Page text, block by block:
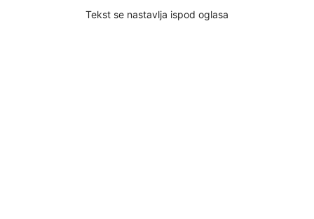
Tekst se nastavlja ispod oglasa